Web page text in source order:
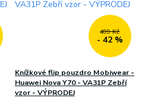
499 Kč
- 42 %
Knížkové flip pouzdro Mobiwear -
Huawei Nova Y70 - VA31P Zebří
vzor - VÝPRODEJ